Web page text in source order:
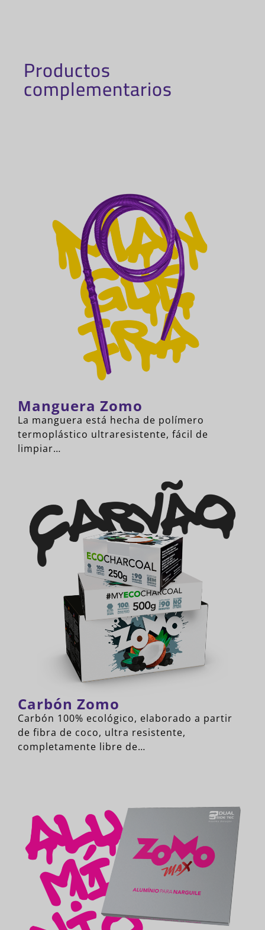
Productos
complementarios
Manguera Zomo
La manguera está hecha de polímero
termoplástico ultraresistente, fácil de
limpiar…
Carbón Zomo
Carbón 100% ecológico, elaborado a partir
de fibra de coco, ultra resistente,
completamente libre de…